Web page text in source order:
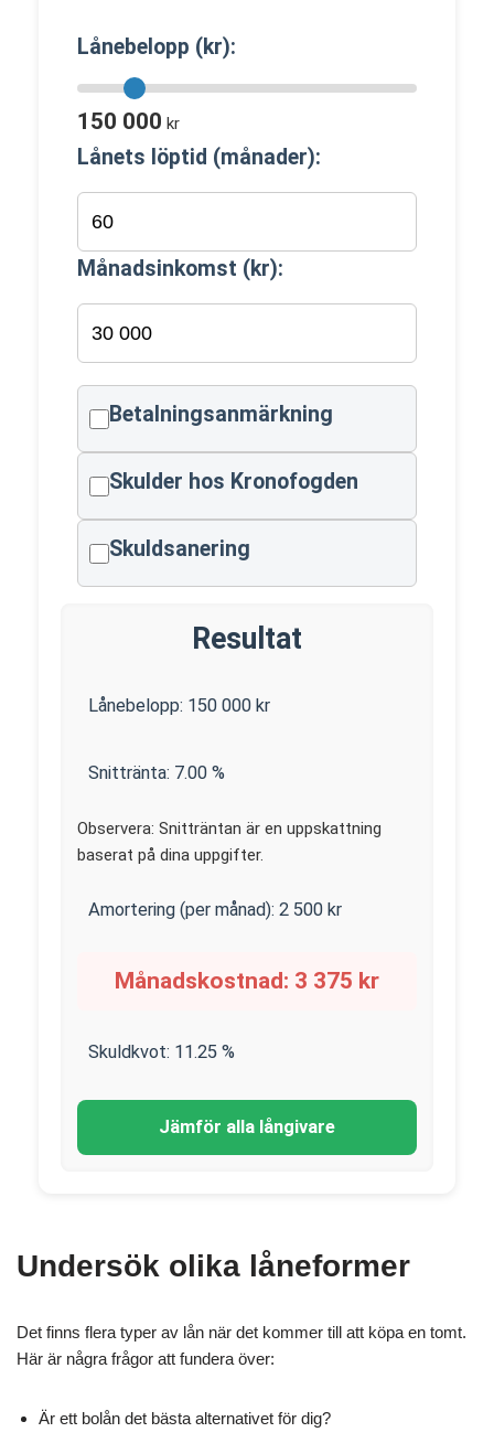
Lånebelopp (kr):
150 000 kr
Lånets löptid (månader):
Månadsinkomst (kr):
Betalningsanmärkning
Skulder hos Kronofogden
Skuldsanering
Resultat
Lånebelopp: 150 000 kr
Snittränta: 7.00 %
Observera: Snitträntan är en uppskattning
baserat på dina uppgifter.
Amortering (per månad): 2 500 kr
Månadskostnad: 3 375 kr
Skuldkvot: 11.25 %
Jämför alla långivare
Undersök olika låneformer
Det finns flera typer av lån när det kommer till att köpa en tomt.
Här är några frågor att fundera över:
Är ett bolån det bästa alternativet för dig?